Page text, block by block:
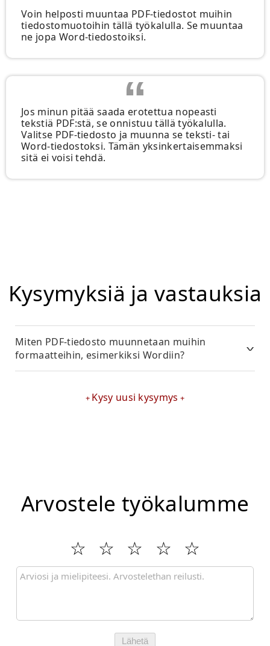
Voin helposti muuntaa PDF-tiedostot muihin
tiedostomuotoihin tällä työkalulla. Se muuntaa
ne jopa Word-tiedostoiksi.
Jos minun pitää saada erotettua nopeasti
tekstiä PDF:stä, se onnistuu tällä työkalulla.
Valitse PDF-tiedosto ja muunna se teksti- tai
Word-tiedostoksi. Tämän yksinkertaisemmaksi
sitä ei voisi tehdä.
Kysymyksiä ja vastauksia
Miten PDF-tiedosto muunnetaan muihin
formaatteihin, esimerkiksi Wordiin?
Kysy uusi kysymys
Arvostele työkalumme
Lähetä